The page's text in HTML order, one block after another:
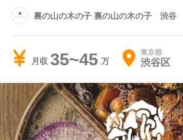
裏の山の木の子 裏の山の木の子 渋谷
月収 35~45 東京都
渋谷区